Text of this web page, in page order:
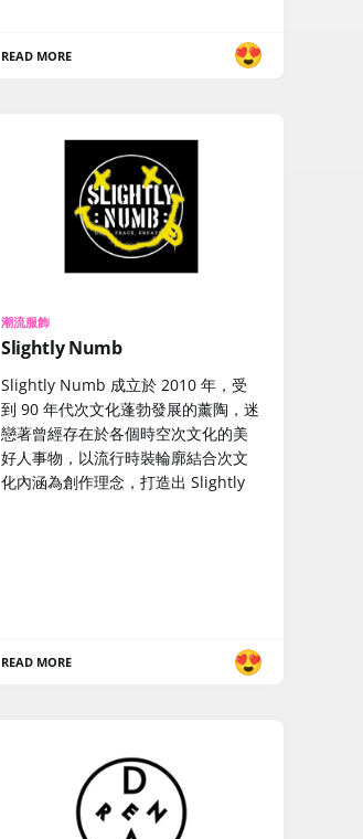
READ MORE
潮流服飾
Slightly Numb
Slightly Numb 成立於 2010 年，受
到 90 年代次文化蓬勃發展的薰陶，迷
戀著曾經存在於各個時空次文化的美
好人事物，以流行時裝輪廓結合次文
化內涵為創作理念，打造出 Slightly
READ MORE